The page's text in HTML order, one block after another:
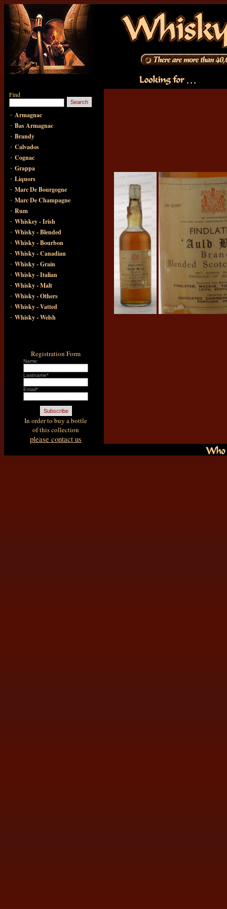
Find
· Armagnac
· Bas Armagnac
· Brandy
· Calvados
· Cognac
· Grappa
· Liquors
· Marc De Bourgogne
· Marc De Champagne
· Rum
· Whiskey - Irish
· Whisky - Blended
· Whisky - Bourbon
· Whisky - Canadian
· Whisky - Grain
· Whisky - Italian
· Whisky - Malt
· Whisky - Others
· Whisky - Vatted
· Whisky - Welsh
Registration Form
Name:
Lastname*
Email*
In order to buy a bottle
of this collection
please contact us